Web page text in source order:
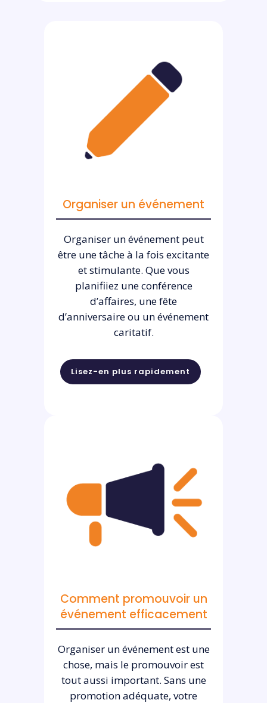
Organiser un événement
Organiser un événement peut
être une tâche à la fois excitante
et stimulante. Que vous
planifiiez une conférence
d’affaires, une fête
d’anniversaire ou un événement
caritatif.
Lisez-en plus rapidement
Comment promouvoir un
événement efficacement
Organiser un événement est une
chose, mais le promouvoir est
tout aussi important. Sans une
promotion adéquate, votre